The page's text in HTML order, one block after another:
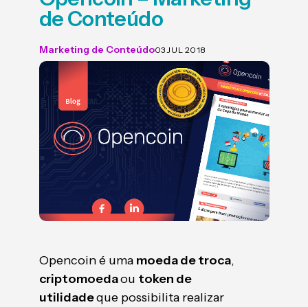
de Conteúdo
Marketing de Conteúdo03 JUL 2018
Opencoin é uma moeda de troca,
criptomoedaou token de
utilidadeque possibilita realizar